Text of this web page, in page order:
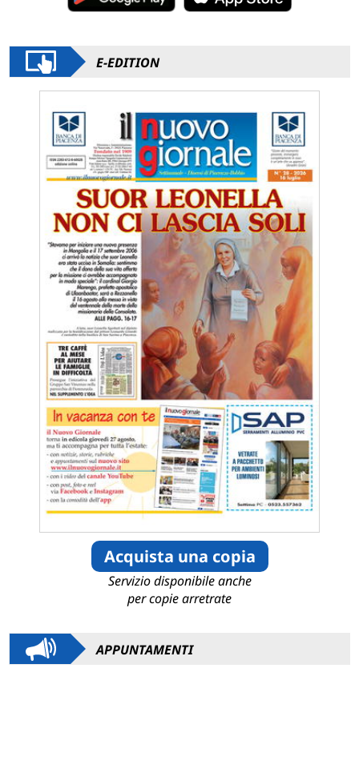
E-EDITION
Acquista una copia
Servizio disponibile anche
per copie arretrate
APPUNTAMENTI